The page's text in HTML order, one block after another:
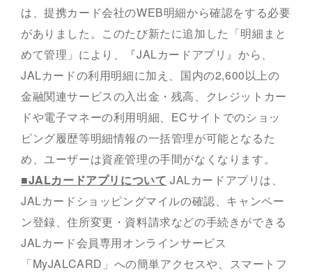
は、提携カード会社のWEB明細から確認をする必要
がありました。このたび新たに追加した「明細まと
めて管理」により、『JALカードアプリ』から、
JALカードの利用明細に加え、国内の2,600以上の
金融関連サービスの入出金・残高、クレジットカー
ドや電子マネーの利用明細、ECサイトでのショッ
ピング履歴等明細情報の一括管理が可能となるた
め、ユーザーは資産管理の手間がなくなります。
■JALカードアプリについて JALカードアプリは、
JALカードショッピングマイルの確認、キャンペー
ン登録、住所変更・資料請求などの手続きができる
JALカード会員専用オンラインサービス
「MyJALCARD」への簡単アクセスや、スマートフ